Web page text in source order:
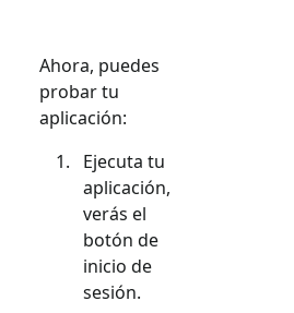
Ahora, puedes
probar tu
aplicación:
Ejecuta tu
aplicación,
verás el
botón de
inicio de
sesión.